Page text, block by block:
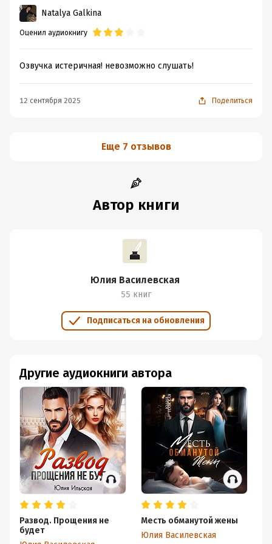
Natalya Galkina
Оценил аудиокнигу
Озвучка истеричная! невозможно слушать!
12 сентября 2025 Поделиться
Еще 7 отзывов
Автор книги
Юлия Василевская
55 книг
Подписаться на обновления
Другие аудиокниги автора
Развод. Прощения не
будет
Месть обманутой жены
Юлия Василевская